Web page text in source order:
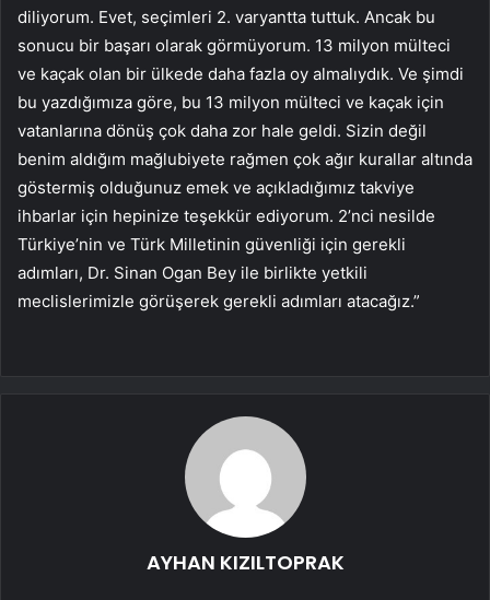
diliyorum. Evet, seçimleri 2. varyantta tuttuk. Ancak bu
sonucu bir başarı olarak görmüyorum. 13 milyon mülteci
ve kaçak olan bir ülkede daha fazla oy almalıydık. Ve şimdi
bu yazdığımıza göre, bu 13 milyon mülteci ve kaçak için
vatanlarına dönüş çok daha zor hale geldi. Sizin değil
benim aldığım mağlubiyete rağmen çok ağır kurallar altında
göstermiş olduğunuz emek ve açıkladığımız takviye
ihbarlar için hepinize teşekkür ediyorum. 2’nci nesilde
Türkiye’nin ve Türk Milletinin güvenliği için gerekli
adımları, Dr. Sinan Ogan Bey ile birlikte yetkili
meclislerimizle görüşerek gerekli adımları atacağız.”
AYHAN KIZILTOPRAK